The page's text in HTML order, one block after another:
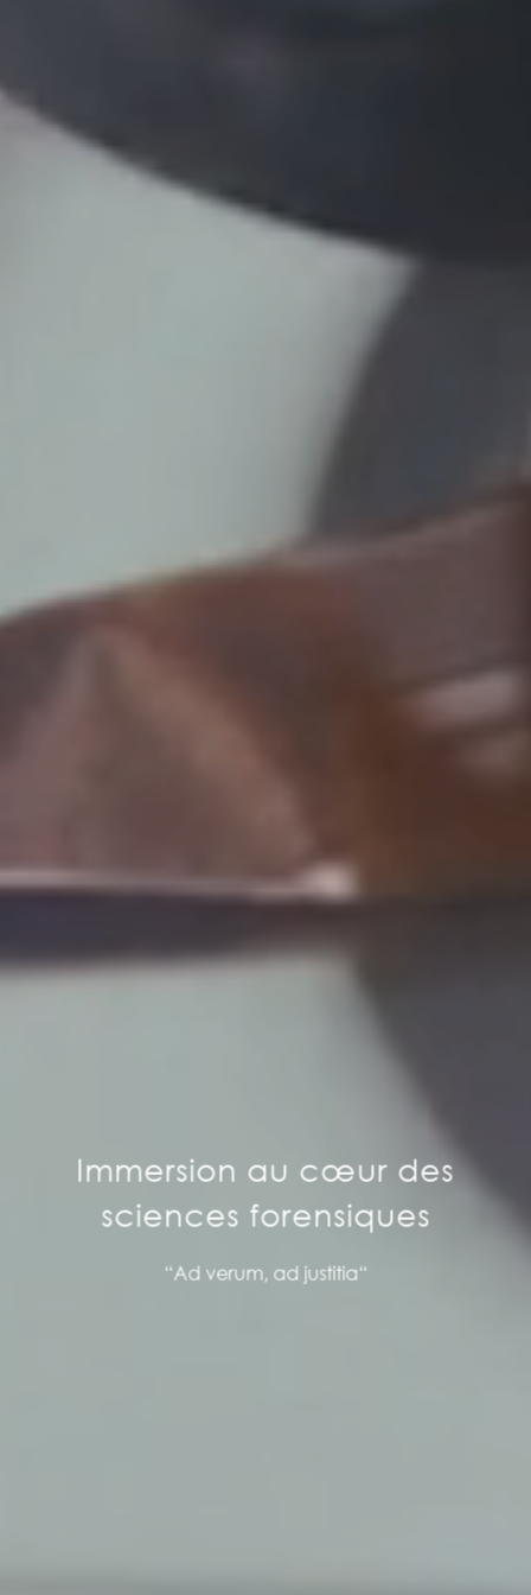
Immersion au cœur des
sciences forensiques
“Ad verum, ad justitia“